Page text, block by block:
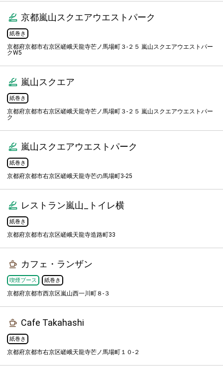
京都嵐山スクエアウエストパーク
紙巻き
京都府京都市右京区嵯峨天龍寺芒ノ馬場町３-２５ 嵐山スクエアウエストパー
クW5
嵐山スクエア
紙巻き
京都府京都市右京区嵯峨天龍寺芒ノ馬場町３-２５ 嵐山スクエアウエストパー
ク
嵐山スクエアウエストパーク
紙巻き
京都府京都市右京区嵯峨天龍寺芒の馬場町3-25
レストラン嵐山_トイレ横
紙巻き
京都府京都市右京区嵯峨天龍寺造路町33
カフェ・ランザン
喫煙ブース 紙巻き
京都府京都市西京区嵐山西一川町８-３
Cafe Takahashi
紙巻き
京都府京都市右京区嵯峨天龍寺芒ノ馬場町１０-２